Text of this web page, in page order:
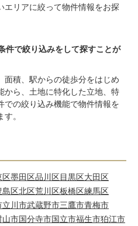
エリアに絞って物件情報をお探
件で絞り込みをして探すことが
面積、駅からの徒歩分をはじめ
から、土地に特化した立地、特
での絞り込み機能で物件情報を
。
区墨田区品川区目黒区大田区
島区北区荒川区板橋区練馬区
立川市武蔵野市三鷹市青梅市
山市国分寺市国立市福生市狛江市